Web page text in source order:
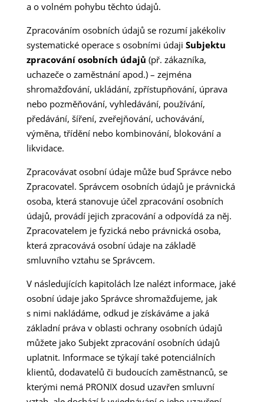
a o volném pohybu těchto údajů.
Zpracováním osobních údajů se rozumí jakékoliv
systematické operace s osobními údaji Subjektu
zpracování osobních údajů (př. zákazníka,
uchazeče o zaměstnání apod.) – zejména
shromažďování, ukládání, zpřístupňování, úprava
nebo pozměňování, vyhledávání, používání,
předávání, šíření, zveřejňování, uchovávání,
výměna, třídění nebo kombinování, blokování a
likvidace.
Zpracovávat osobní údaje může buď Správce nebo
Zpracovatel. Správcem osobních údajů je právnická
osoba, která stanovuje účel zpracování osobních
údajů, provádí jejich zpracování a odpovídá za něj.
Zpracovatelem je fyzická nebo právnická osoba,
která zpracovává osobní údaje na základě
smluvního vztahu se Správcem.
V následujících kapitolách lze nalézt informace, jaké
osobní údaje jako Správce shromažďujeme, jak
s nimi nakládáme, odkud je získáváme a jaká
základní práva v oblasti ochrany osobních údajů
můžete jako Subjekt zpracování osobních údajů
uplatnit. Informace se týkají také potenciálních
klientů, dodavatelů či budoucích zaměstnanců, se
kterými nemá PRONIX dosud uzavřen smluvní